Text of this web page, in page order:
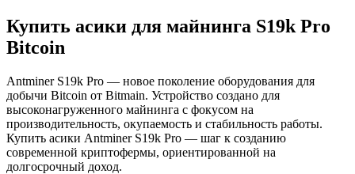
Купить асики для майнинга S19k Pro
Bitcoin
Antminer S19k Pro — новое поколение оборудования для
добычи Bitcoin от Bitmain. Устройство создано для
высоконагруженного майнинга с фокусом на
производительность, окупаемость и стабильность работы.
Купить асики Antminer S19k Pro — шаг к созданию
современной криптофермы, ориентированной на
долгосрочный доход.